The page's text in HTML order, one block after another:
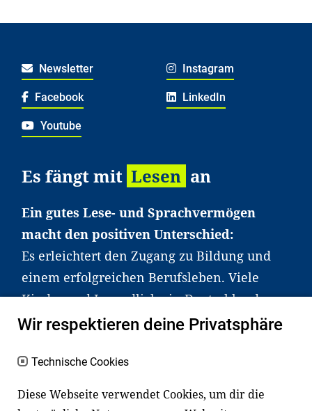
Newsletter Instagram
Facebook LinkedIn
Youtube
Es fängt mit Lesen an
Ein gutes Lese- und Sprachvermögen
macht den positiven Unterschied:
Es erleichtert den Zugang zu Bildung und
einem erfolgreichen Berufsleben. Viele
Kinder und Jugendliche in Deutschland
haben aber große Schwierigkeiten dabei.
an Familien sowie an Erzieher*innen,
Lehrer*innen und andere
Fachexpert*innen. Dafür arbeiten wir eng
Wir respektieren deine Privatsphäre
Technische Cookies
Diese Webseite verwendet Cookies, um dir die